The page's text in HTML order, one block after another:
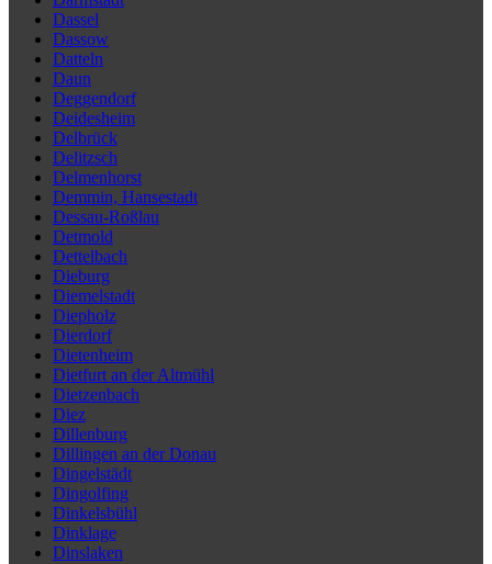
Dassel
Dassow
Datteln
Daun
Deggendorf
Deidesheim
Delbrück
Delitzsch
Delmenhorst
Demmin, Hansestadt
Dessau-Roßlau
Detmold
Dettelbach
Dieburg
Diemelstadt
Diepholz
Dierdorf
Dietenheim
Dietfurt an der Altmühl
Dietzenbach
Diez
Dillenburg
Dillingen an der Donau
Dingelstädt
Dingolfing
Dinkelsbühl
Dinklage
Dinslaken